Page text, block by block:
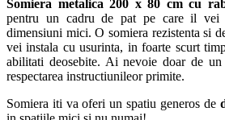
Somiera metalica 200 x 80 cm cu
pentru un cadru de pat pe care il vei
dimensiuni mici. O somiera rezistenta si
vei instala cu usurinta, in foarte scurt
abilitati deosebite. Ai nevoie doar de
respectarea instructiunileor primite.
Somiera iti va oferi un spatiu generos de